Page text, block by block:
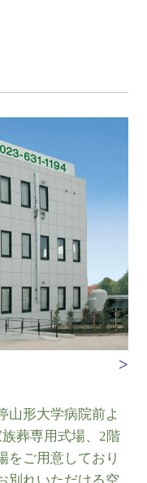
山形大学病院前よ
葬専用式場、2階
をご用意しており